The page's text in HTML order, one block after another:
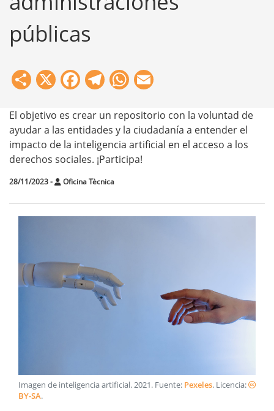
públicas
Share
X Facebook
Telegram
WhatsApp
El objetivo es crear un repositorio con la voluntad de
ayudar a las entidades y la ciudadanía a entender el
impacto de la inteligencia artificial en el acceso a los
derechos sociales. ¡Participa!
28/11/2023- Oficina Tècnica
Imagen de inteligencia artificial.2021. Fuente: Pexeles. Licencia:
BY-SA.